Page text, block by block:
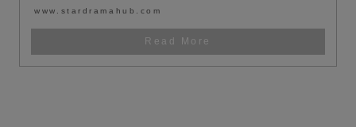
www.stardramahub.com